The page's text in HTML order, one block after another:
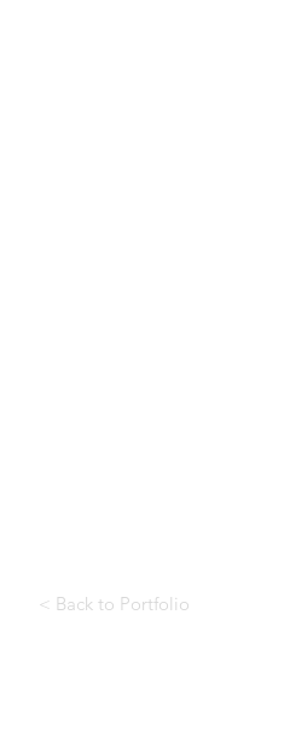
< Back to Portfolio